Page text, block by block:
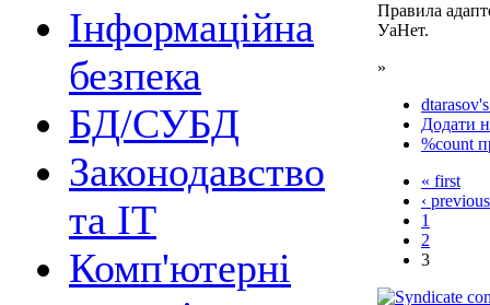
Інформаційна
безпека
БД/СУБД
Законодавство
та ІТ
Комп'ютерні
Правила
УаНет.
»
Додати
%count
« first
‹ previous
1
2
3